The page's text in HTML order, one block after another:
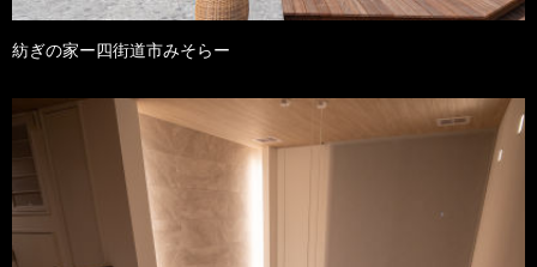
紡ぎの家ー四街道市みそらー